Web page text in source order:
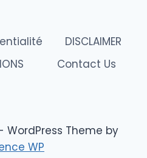
DISCLAIMER
Contact Us
WordPress Theme by
WP